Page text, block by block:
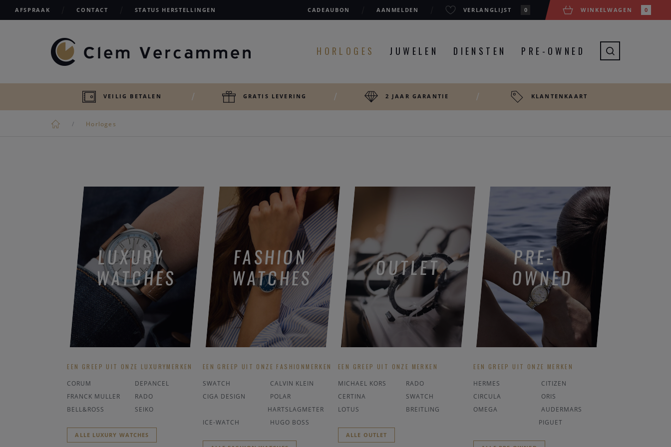
AFSPRAAK CONTACT STATUS HERSTELLINGEN CADEAUBON AANMELDEN VERLANGLIJST 0 WINKELWAGEN 0
HORLOGES JUWELEN DIENSTEN PRE-OWNED
VEILIG BETALEN GRATIS LEVERING 2 JAAR GARANTIE KLANTENKAART
Horloges
LUXURY
WATCHES
EEN GREEP UIT ONZE LUXURYMERKEN
CORUM
DEPANCEL
FRANCK MULLER
RADO
BELL&ROSS
SEIKO
ALLE LUXURY WATCHES
FASHION
WATCHES
EEN GREEP UIT ONZE FASHIONMERKEN
SWATCH
CALVIN KLEIN
CIGA DESIGN
POLAR
HARTSLAGMETER
ICE-WATCH
HUGO BOSS
OUTLET
EEN GREEP UIT ONZE MERKEN
MICHAEL KORS
RADO
CERTINA
SWATCH
LOTUS
BREITLING
ALLE OUTLET
PRE-
OWNED
EEN GREEP UIT ONZE MERKEN
HERMES
CITIZEN
CIRCULA
ORIS
OMEGA
AUDERMARS
PIGUET